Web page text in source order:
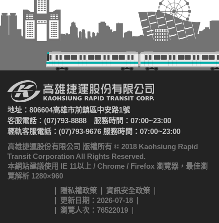
地址：806604高雄市前鎮區中安路1號
客服電話：(07)793-8888 服務時間：07:00~23:00
輕軌客服電話：(07)793-9676 服務時間：07:00~23:00
高雄捷運股份有限公司 版權所有 © 2018 Kaohsiung Rapid
Transit Corporation All Rights Reserved.
本網站建議使用 IE 11以上 / Chrome / Firefox 瀏覽器，最佳瀏
覽解析 1280×960
隱私權政策
資訊安全政策
更新日期：2026-07-18
瀏覽人次：76522019